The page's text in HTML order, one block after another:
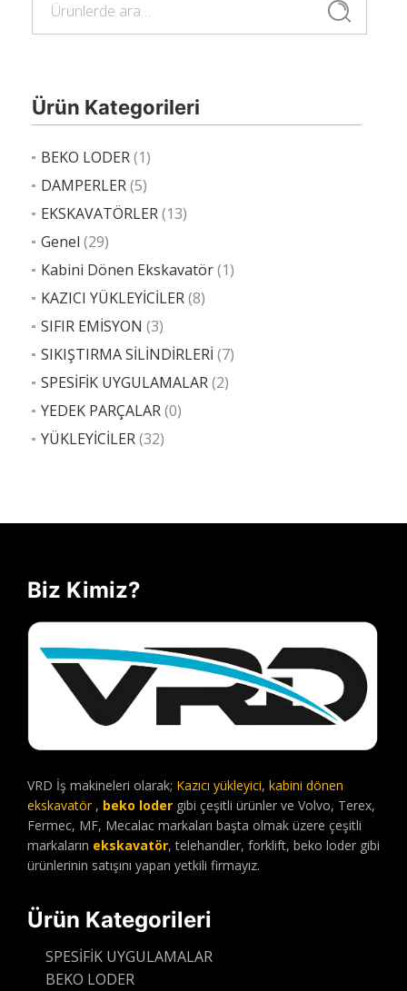
Ara
Ürün Kategorileri
BEKO LODER(1)
DAMPERLER(5)
EKSKAVATÖRLER(13)
Genel (29)
Kabini Dönen Ekskavatör(1)
KAZICI YÜKLEYİCİLER(8)
SIFIR EMİSYON (3)
SIKIŞTIRMA SİLİNDİRLERİ (7)
SPESİFİK UYGULAMALAR(2)
YEDEK PARÇALAR(0)
YÜKLEYİCİLER(32)
Biz Kimiz?
VRD İş makineleri olarak; Kazıcı yükleyici, kabini dönen
ekskavatör, beko loder gibi çeşitli ürünler ve Volvo, Terex,
Fermec, MF, Mecalac markaları başta olmak üzere çeşitli
markaların ekskavatör, telehandler, forklift, beko loder gibi
ürünlerinin satışını yapan yetkili firmayız.
Ürün Kategorileri
SPESİFİK UYGULAMALAR
BEKO LODER